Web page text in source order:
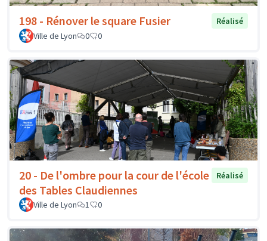
198 - Rénover le square Fusier
Réalisé
Ville de Lyon
0 0
20 - De l'ombre pour la cour de l'école
des Tables Claudiennes
Réalisé
Ville de Lyon 1 0